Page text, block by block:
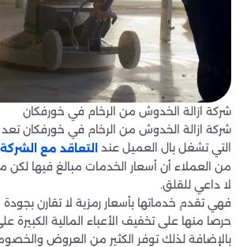
شركة ازالة الخدوش من الرخام في خورفكان
شركة ازالة الخدوش من الرخام في خورفكان
التي تشغل بال العميل عند التعاقد مع الشركة
من العملاء أن أسعار الخدمات مبالغ فيها لكن
لا داعي للقلق.
فهي تقدم خدماتها بأسعار رمزية لا تقارن
حرصا منها على تخفيف الأعباء المالية الكبيرة
بالإضافة لذلك توفر الكثير من العروض